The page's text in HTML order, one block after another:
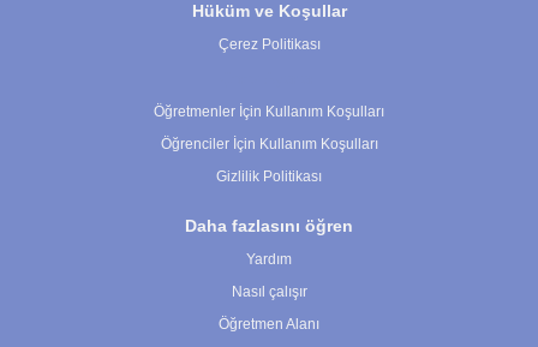
Hüküm ve Koşullar
Çerez Politikası
Öğretmenler İçin Kullanım Koşulları
Öğrenciler İçin Kullanım Koşulları
Gizlilik Politikası
Daha fazlasını öğren
Yardım
Nasıl çalışır
Öğretmen Alanı